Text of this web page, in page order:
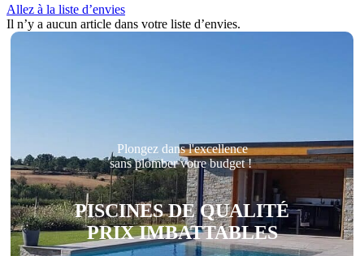
Allez à la liste d’envies
Il n’y a aucun article dans votre liste d’envies.
Plongez dans l'excellence
sans plomber votre budget !
PISCINES DE QUALITÉ
PRIX IMBATTABLES